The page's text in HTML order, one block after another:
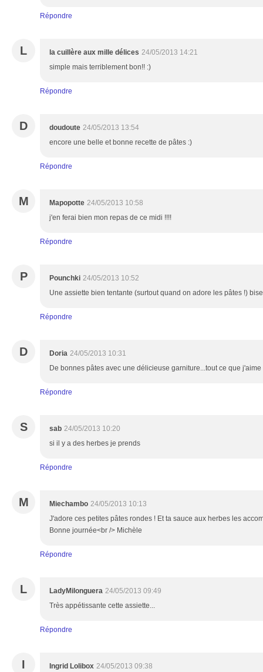
Répondre
L la cuillère aux mille délices 24/05/2013 14:21
simple mais terriblement bon!! :)
Répondre
D doudoute 24/05/2013 13:54
encore une belle et bonne recette de pâtes :)
Répondre
M Mapopotte 24/05/2013 10:58
j'en ferai bien mon repas de ce midi !!!!
Répondre
P Pounchki 24/05/2013 10:52
Une assiette bien tentante (surtout quand on adore les pâtes !)
Répondre
D Doria 24/05/2013 10:31
De bonnes pâtes avec une délicieuse garniture...tout ce que
Répondre
S sab 24/05/2013 10:20
si il y a des herbes je prends
Répondre
M Miechambo 24/05/2013 10:13
J'adore ces petites pâtes rondes ! Et ta sauce aux herbes les
Bonne journée<br /> Michèle
Répondre
L LadyMilonguera 24/05/2013 09:49
Très appétissante cette assiette...
Répondre
I Ingrid Lolibox 24/05/2013 09:38